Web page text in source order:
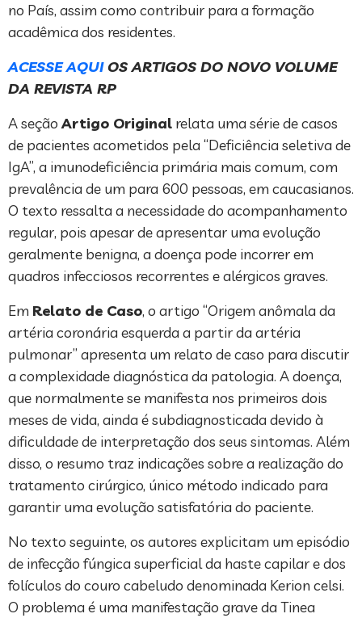
no País, assim como contribuir para a formação
acadêmica dos residentes.
ACESSE AQUIOS ARTIGOS DO NOVO VOLUME
DA REVISTA RP
A seçãoArtigo Original relata uma série de casos
de pacientes acometidos pela “Deficiência seletiva de
IgA”, a imunodeficiência primária mais comum, com
prevalência de um para 600 pessoas, em caucasianos.
O texto ressalta a necessidade do acompanhamento
regular, pois apesar de apresentar uma evolução
geralmente benigna, a doença pode incorrer em
quadros infecciosos recorrentes e alérgicos graves.
Em Relato de Caso, o artigo “Origem anômala da
artéria coronária esquerda a partir da artéria
pulmonar” apresenta um relato de caso para discutir
a complexidade diagnóstica da patologia. A doença,
que normalmente se manifesta nos primeiros dois
meses de vida, ainda é subdiagnosticada devido à
dificuldade de interpretação dos seus sintomas. Além
disso, o resumo traz indicações sobre a realização do
tratamento cirúrgico, único método indicado para
garantir uma evolução satisfatória do paciente.
No texto seguinte, os autores explicitam um episódio
de infecção fúngica superficial da haste capilar e dos
folículos do couro cabeludo denominada Kerion celsi.
O problema é uma manifestação grave da Tinea